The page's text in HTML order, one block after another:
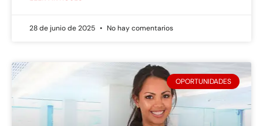
28 de junio de 2025 No hay comentarios
OPORTUNIDADES